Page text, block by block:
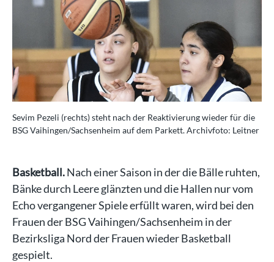
Sevim Pezeli (rechts) steht nach der Reaktivierung wieder für die
BSG Vaihingen/Sachsenheim auf dem Parkett. Archivfoto: Leitner
Basketball.Nach einer Saison in der die Bälle ruhten,
Bänke durch Leere glänzten und die Hallen nur vom
Echo vergangener Spiele erfüllt waren, wird bei den
Frauen der BSG Vaihingen/Sachsenheim in der
Bezirksliga Nord der Frauen wieder Basketball
gespielt.